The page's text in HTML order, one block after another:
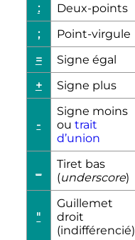
: Deux-points
;
Point-virgule
=
Signe égal
+
Signe plus
-
Signe moins
ou trait
d’union
Tiret bas
(underscore)
"
Guillemet
droit
(indifférencié)